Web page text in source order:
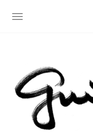
SCHALTE NAVIGATION